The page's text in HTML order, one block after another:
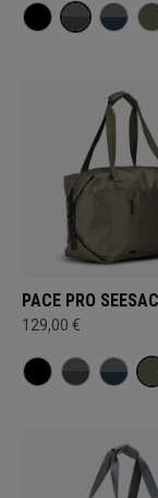
PACE PRO
129,00 €